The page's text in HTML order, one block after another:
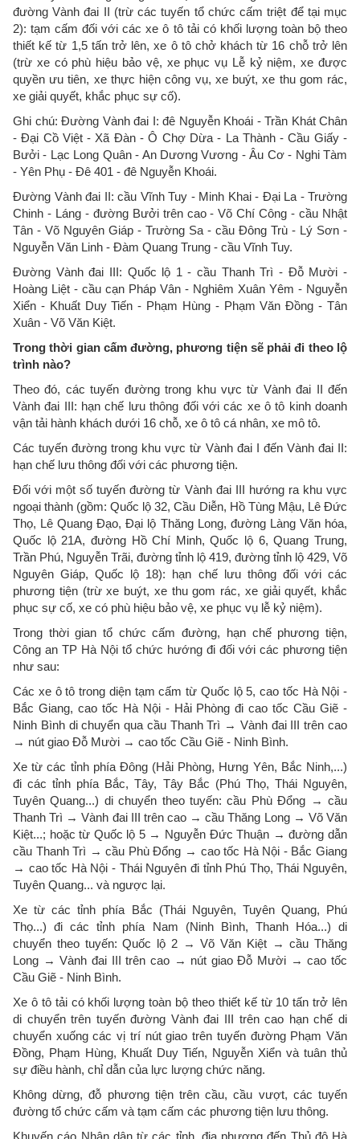
đường Vành đai II (trừ các tuyến tổ chức cấm triệt để tại mục
2): tạm cấm đối với các xe ô tô tải có khối lượng toàn bộ theo
thiết kế từ 1,5 tấn trở lên, xe ô tô chở khách từ 16 chỗ trở lên
(trừ xe có phù hiệu bảo vệ, xe phục vụ Lễ kỷ niệm, xe được
quyền ưu tiên, xe thực hiện công vụ, xe buýt, xe thu gom rác,
xe giải quyết, khắc phục sự cố).
Ghi chú: Đường Vành đai I: đê Nguyễn Khoái - Trần Khát Chân
- Đại Cồ Việt - Xã Đàn - Ô Chợ Dừa - La Thành - Cầu Giấy -
Bưởi - Lạc Long Quân - An Dương Vương - Âu Cơ - Nghi Tàm
- Yên Phụ - Đê 401 - đê Nguyễn Khoái.
Đường Vành đai II: cầu Vĩnh Tuy - Minh Khai - Đại La - Trường
Chinh - Láng - đường Bưởi trên cao - Võ Chí Công - cầu Nhật
Tân - Võ Nguyên Giáp - Trường Sa - cầu Đông Trù - Lý Sơn -
Nguyễn Văn Linh - Đàm Quang Trung - cầu Vĩnh Tuy.
Đường Vành đai III: Quốc lộ 1 - cầu Thanh Trì - Đỗ Mười -
Hoàng Liệt - cầu cạn Pháp Vân - Nghiêm Xuân Yêm - Nguyễn
Xiển - Khuất Duy Tiến - Phạm Hùng - Phạm Văn Đồng - Tân
Xuân - Võ Văn Kiệt.
Trong thời gian cấm đường, phương tiện sẽ phải đi theo lộ
trình nào?
Theo đó, các tuyến đường trong khu vực từ Vành đai II đến
Vành đai III: hạn chế lưu thông đối với các xe ô tô kinh doanh
vận tải hành khách dưới 16 chỗ, xe ô tô cá nhân, xe mô tô.
Các tuyến đường trong khu vực từ Vành đai I đến Vành đai II:
hạn chế lưu thông đối với các phương tiện.
Đối với một số tuyến đường từ Vành đai III hướng ra khu vực
ngoại thành (gồm: Quốc lộ 32, Cầu Diễn, Hồ Tùng Mậu, Lê Đức
Thọ, Lê Quang Đạo, Đại lộ Thăng Long, đường Làng Văn hóa,
Quốc lộ 21A, đường Hồ Chí Minh, Quốc lộ 6, Quang Trung,
Trần Phú, Nguyễn Trãi, đường tỉnh lộ 419, đường tỉnh lộ 429, Võ
Nguyên Giáp, Quốc lộ 18): hạn chế lưu thông đối với các
phương tiện (trừ xe buýt, xe thu gom rác, xe giải quyết, khắc
phục sự cố, xe có phù hiệu bảo vệ, xe phục vụ lễ kỷ niệm).
Trong thời gian tổ chức cấm đường, hạn chế phương tiện,
Công an TP Hà Nội tổ chức hướng đi đối với các phương tiện
như sau:
Các xe ô tô trong diện tạm cấm từ Quốc lộ 5, cao tốc Hà Nội -
Bắc Giang, cao tốc Hà Nội - Hải Phòng đi cao tốc Cầu Giẽ -
Ninh Bình di chuyển qua cầu Thanh Trì → Vành đai III trên cao
→ nút giao Đỗ Mười → cao tốc Cầu Giẽ - Ninh Bình.
Xe từ các tỉnh phía Đông (Hải Phòng, Hưng Yên, Bắc Ninh,...)
đi các tỉnh phía Bắc, Tây, Tây Bắc (Phú Thọ, Thái Nguyên,
Tuyên Quang...) di chuyển theo tuyến: cầu Phù Đổng → cầu
Thanh Trì → Vành đai III trên cao → cầu Thăng Long → Võ Văn
Kiệt...; hoặc từ Quốc lộ 5 → Nguyễn Đức Thuận → đường dẫn
cầu Thanh Trì → cầu Phù Đổng → cao tốc Hà Nội - Bắc Giang
→ cao tốc Hà Nội - Thái Nguyên đi tỉnh Phú Thọ, Thái Nguyên,
Tuyên Quang... và ngược lại.
Xe từ các tỉnh phía Bắc (Thái Nguyên, Tuyên Quang, Phú
Thọ...) đi các tỉnh phía Nam (Ninh Bình, Thanh Hóa...) di
chuyển theo tuyến: Quốc lộ 2 → Võ Văn Kiệt → cầu Thăng
Long → Vành đai III trên cao → nút giao Đỗ Mười → cao tốc
Cầu Giẽ - Ninh Bình.
Xe ô tô tải có khối lượng toàn bộ theo thiết kế từ 10 tấn trở lên
di chuyển trên tuyến đường Vành đai III trên cao hạn chế di
chuyển xuống các vị trí nút giao trên tuyến đường Phạm Văn
Đồng, Phạm Hùng, Khuất Duy Tiến, Nguyễn Xiển và tuân thủ
sự điều hành, chỉ dẫn của lực lượng chức năng.
Không dừng, đỗ phương tiện trên cầu, cầu vượt, các tuyến
đường tổ chức cấm và tạm cấm các phương tiện lưu thông.
Khuyến cáo Nhân dân từ các tỉnh, địa phương đến Thủ đô Hà